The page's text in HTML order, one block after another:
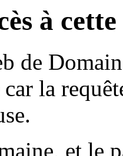
à
de
la
et le